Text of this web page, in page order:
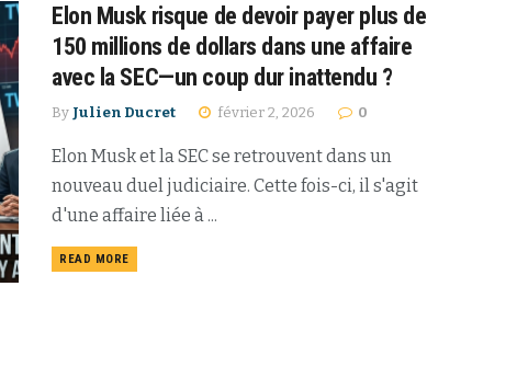
Elon Musk risque de devoir payer plus de
150 millions de dollars dans une affaire
avec la SEC—un coup dur inattendu ?
By Julien Ducret février 2, 2026 0
Elon Musk et la SEC se retrouvent dans un
nouveau duel judiciaire. Cette fois-ci, il s'agit
d'une affaire liée à ...
READ MORE